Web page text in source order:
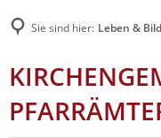
Sie sind hier: Leben &
KIRCHEN